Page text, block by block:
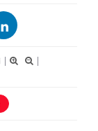
|
|